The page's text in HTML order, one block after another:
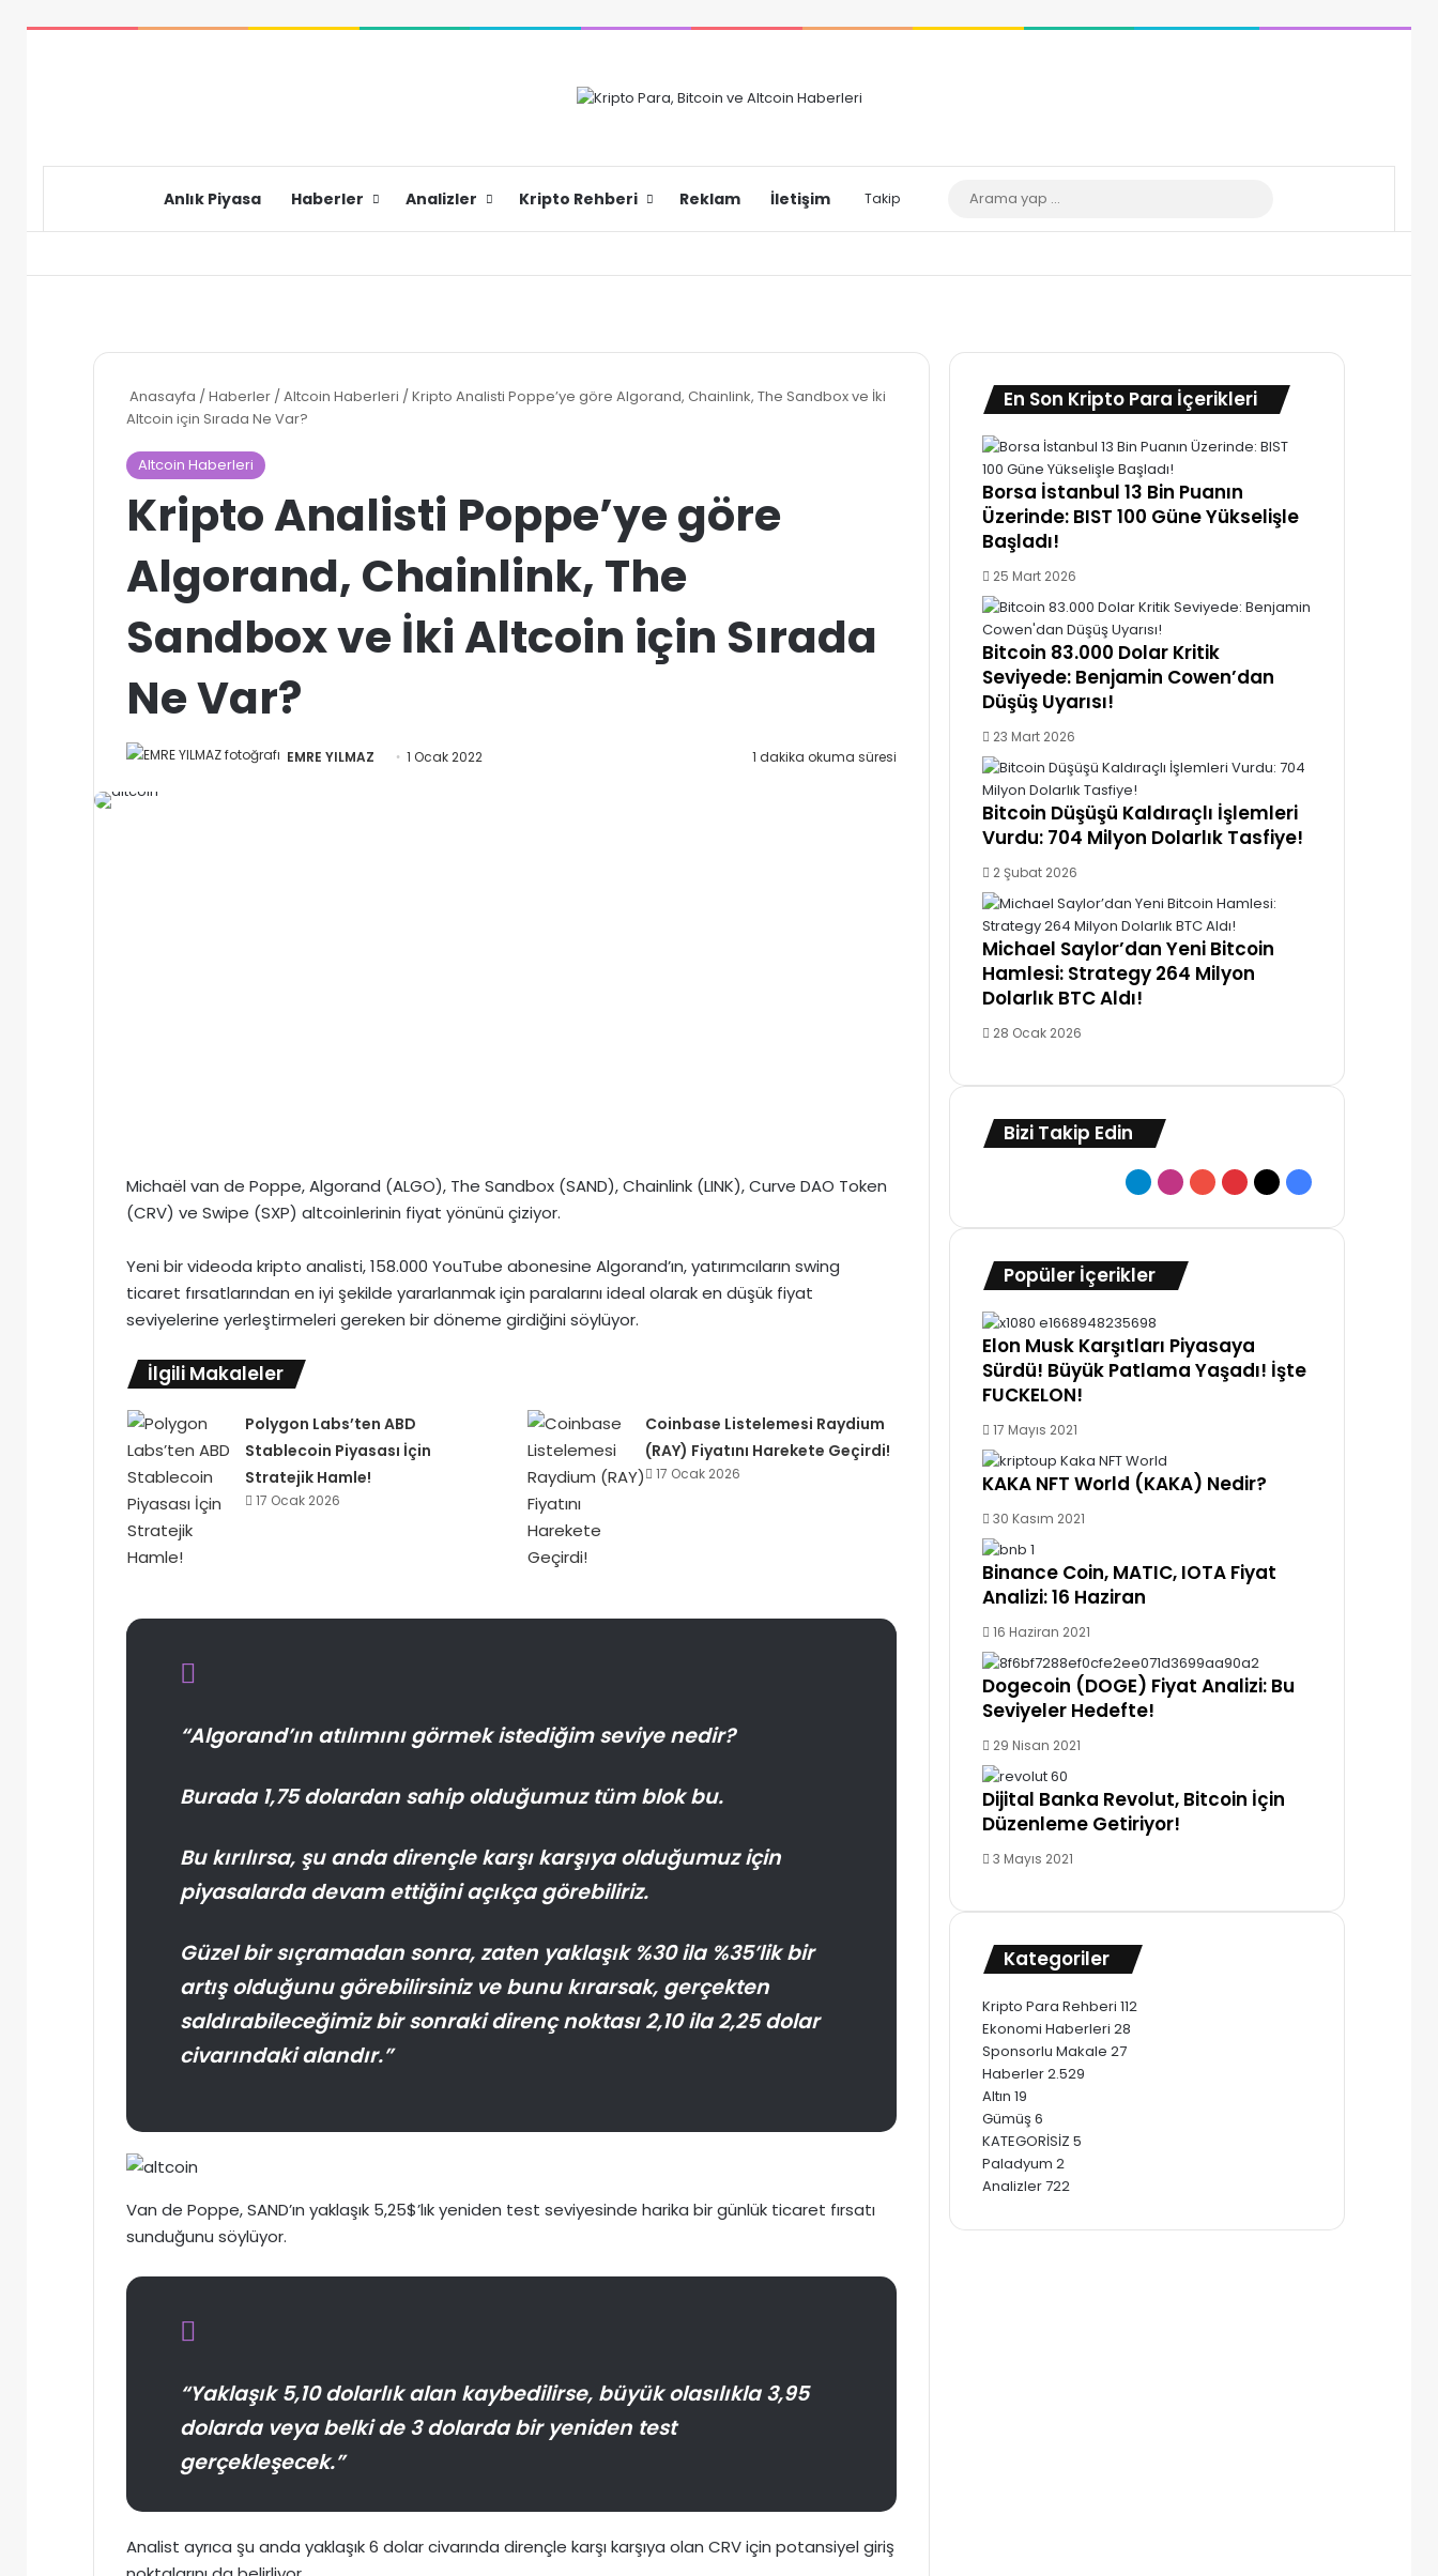
Anlık Piyasa Haberler Analizler Kripto Rehberi Reklam İletişim Takip Dış görünümü değiştir
yap
...
Anasayfa /Haberler /Altcoin Haberleri /Kripto Analisti Poppe’ye göre Algorand, Chainlink, The Sandbox ve İki
Altcoin için Sırada Ne Var?
Altcoin Haberleri
Kripto Analisti Poppe’ye göre
Algorand, Chainlink, The
Sandbox ve İki Altcoin için Sırada
Ne Var?
EMRE YILMAZ 1 Ocak 2022 1 dakika okuma süresi
Michaël van de Poppe, Algorand (ALGO), The Sandbox (SAND), Chainlink (LINK), Curve DAO Token
(CRV) ve Swipe (SXP) altcoinlerinin fiyat yönünü çiziyor.
Yeni bir videoda kripto analisti, 158.000 YouTube abonesine Algorand’ın, yatırımcıların swing
ticaret fırsatlarından en iyi şekilde yararlanmak için paralarını ideal olarak en düşük fiyat
seviyelerine yerleştirmeleri gereken bir döneme girdiğini söylüyor.
İlgili Makaleler
Polygon Labs’ten ABD
Stablecoin Piyasası İçin
Stratejik Hamle!
17 Ocak 2026
Coinbase Listelemesi Raydium
(RAY) Fiyatını Harekete Geçirdi!
17 Ocak 2026
“Algorand’ın atılımını görmek istediğim seviye nedir?
Burada 1,75 dolardan sahip olduğumuz tüm blok bu.
Bu kırılırsa, şu anda dirençle karşı karşıya olduğumuz için
piyasalarda devam ettiğini açıkça görebiliriz.
Güzel bir sıçramadan sonra, zaten yaklaşık %30 ila %35’lik bir
artış olduğunu görebilirsiniz ve bunu kırarsak, gerçekten
saldırabileceğimiz bir sonraki direnç noktası 2,10 ila 2,25 dolar
civarındaki alandır.”
Van de Poppe, SAND’ın yaklaşık 5,25$’lık yeniden test seviyesinde harika bir günlük ticaret fırsatı
sunduğunu söylüyor.
“Yaklaşık 5,10 dolarlık alan kaybedilirse, büyük olasılıkla 3,95
dolarda veya belki de 3 dolarda bir yeniden test
gerçekleşecek.”
Analist ayrıca şu anda yaklaşık 6 dolar civarında dirençle karşı karşıya olan CRV için potansiyel giriş
En Son Kripto Para İçerikleri
Borsa İstanbul 13 Bin Puanın
Üzerinde: BIST 100 Güne Yükselişle
Başladı!
25 Mart 2026
Bitcoin 83.000 Dolar Kritik
Seviyede: Benjamin Cowen’dan
Düşüş Uyarısı!
23 Mart 2026
Bitcoin Düşüşü Kaldıraçlı İşlemleri
Vurdu: 704 Milyon Dolarlık Tasfiye!
2 Şubat 2026
Michael Saylor’dan Yeni Bitcoin
Hamlesi: Strategy 264 Milyon
Dolarlık BTC Aldı!
28 Ocak 2026
Bizi Takip Edin
Facebook
Pinterest
YouTube
Instagram
Telegram
Popüler İçerikler
Elon Musk Karşıtları Piyasaya
Sürdü! Büyük Patlama Yaşadı! İşte
FUCKELON!
17 Mayıs 2021
KAKA NFT World (KAKA) Nedir?
30 Kasım 2021
Binance Coin, MATIC, IOTA Fiyat
Analizi: 16 Haziran
16 Haziran 2021
Dogecoin (DOGE) Fiyat Analizi: Bu
Seviyeler Hedefte!
29 Nisan 2021
Dijital Banka Revolut, Bitcoin İçin
Düzenleme Getiriyor!
3 Mayıs 2021
Kategoriler
Kripto Para Rehberi 112
Ekonomi Haberleri 28
Sponsorlu Makale 27
Haberler2.529
Altın 19
Gümüş 6
KATEGORİSİZ 5
Paladyum 2
Analizler722